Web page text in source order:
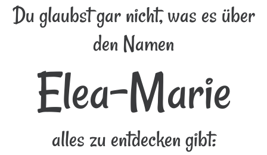
Du glaubst gar nicht, was es über
den Namen
Elea-Marie
alles zu entdecken gibt: